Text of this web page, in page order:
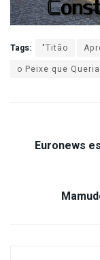
Tags: "Titão
o Peixe que
Euronews